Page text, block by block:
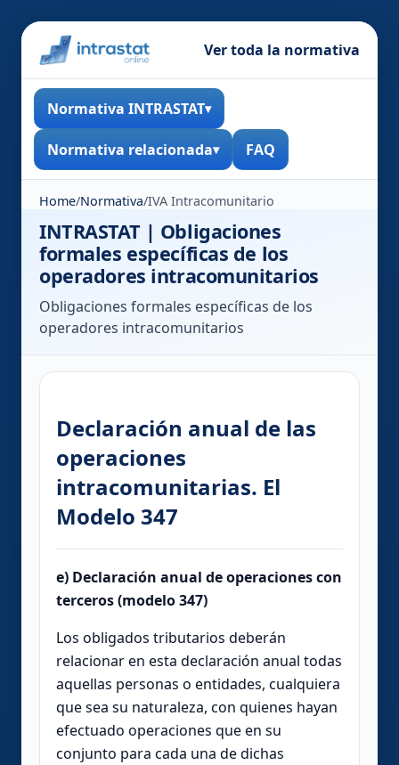
Ver toda la normativa
Normativa INTRASTAT
Normativa relacionada FAQ
Home/Normativa/IVA Intracomunitario
INTRASTAT | Obligaciones
formales específicas de los
operadores intracomunitarios
Obligaciones formales específicas de los
operadores intracomunitarios
Declaración anual de las
operaciones
intracomunitarias. El
Modelo 347
e) Declaración anual de operaciones con
terceros (modelo 347)
Los obligados tributarios deberán
relacionar en esta declaración anual todas
aquellas personas o entidades, cualquiera
que sea su naturaleza, con quienes hayan
efectuado operaciones que en su
conjunto para cada una de dichas